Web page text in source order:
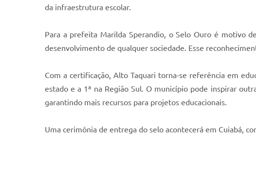
da infraestrutura escolar.
Para a prefeita Marilda Sperandio, o Selo Ouro é motivo
desenvolvimento de qualquer sociedade. Esse
Com a certificação, Alto Taquari torna-se referência em
estado e a 1ª na Região Sul. O município pode inspirar
garantindo mais recursos para projetos educacionais.
Uma cerimônia de entrega do selo acontecerá em Cuiabá,